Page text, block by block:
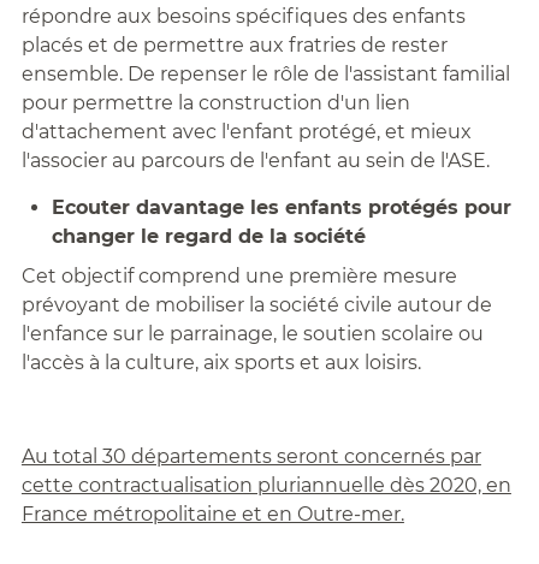
répondre aux besoins spécifiques des enfants
placés et de permettre aux fratries de rester
ensemble. De repenser le rôle de l'assistant familial
pour permettre la construction d'un lien
d'attachement avec l'enfant protégé, et mieux
l'associer au parcours de l'enfant au sein de l'ASE.
Ecouter davantage les enfants protégés pour
changer le regard de la société
Cet objectif comprend une première mesure
prévoyant de mobiliser la société civile autour de
l'enfance sur le parrainage, le soutien scolaire ou
l'accès à la culture, aix sports et aux loisirs.
Au total 30 départements seront concernés par
cette contractualisation pluriannuelle dès 2020, en
France métropolitaine et en Outre-mer.